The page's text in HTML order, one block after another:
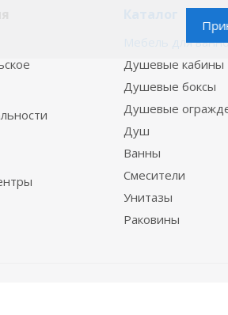
Мебель для
Душевые кабины
Душевые боксы
Душевые
Душ
Ванны
Смесители
Унитазы
Раковины